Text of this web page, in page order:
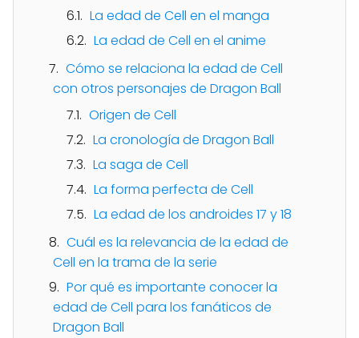
La edad de Cell en el manga
La edad de Cell en el anime
Cómo se relaciona la edad de Cell
con otros personajes de Dragon Ball
Origen de Cell
La cronología de Dragon Ball
La saga de Cell
La forma perfecta de Cell
La edad de los androides 17 y 18
Cuál es la relevancia de la edad de
Cell en la trama de la serie
Por qué es importante conocer la
edad de Cell para los fanáticos de
Dragon Ball